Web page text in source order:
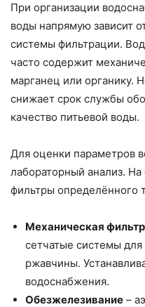
При организации
воды напрямую зависит
системы фильтрации.
часто содержит
марганец или органику.
снижает срок службы
качество питьевой воды.
Для оценки параметров
лабораторный анализ.
фильтры определённого
Механическая
сетчатые системы для
ржавчины.
водоснабжения.
Обезжелезивание –